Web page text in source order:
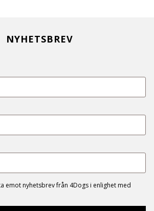
NYHETSBREV
emot nyhetsbrev från 4Dogs i enlighet med